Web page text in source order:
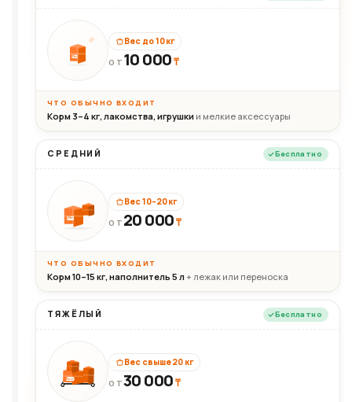
10кг
Вес до 10 кг
ОТ 10 000₸
ЧТО ОБЫЧНО ВХОДИТ
Корм 3–4 кг, лакомства, игрушки и мелкие аксессуары
СРЕДНИЙ Бесплатно
20кг
Вес 10–20 кг
ОТ 20 000₸
ЧТО ОБЫЧНО ВХОДИТ
Корм 10–15 кг, наполнитель 5 л+ лежак или переноска
ТЯЖЁЛЫЙ Бесплатно
30+кг
Вес свыше 20 кг
ОТ30 000₸